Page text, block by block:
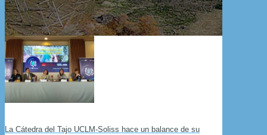
La Cátedra del Tajo UCLM-Soliss hace un balance de su